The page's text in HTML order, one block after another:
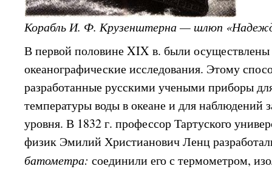
Корабль И. Ф. Крузенштерна — шлюп
В первой половине XIX в. были
океанографические исследования. Этому
разработанные русскими учеными приборы
температуры воды в океане и для наблюдений
уровня. В 1832 г. профессор Тартуского
физик Эмилий Христианович Ленц
батометра:соединили его с термометром,